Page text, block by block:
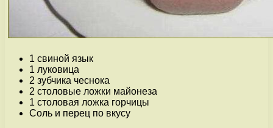
1 свиной язык
1 луковица
2 зубчика чеснока
2 столовые ложки майонеза
1 столовая ложка горчицы
Соль и перец по вкусу